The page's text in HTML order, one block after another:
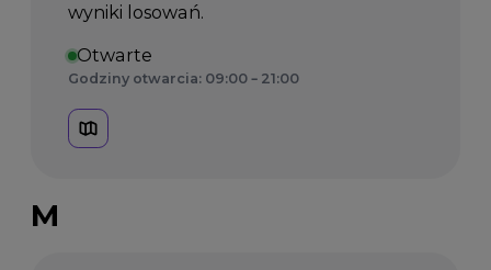
wyniki losowań.
Otwarte
Godziny otwarcia: 09:00 – 21:00
M